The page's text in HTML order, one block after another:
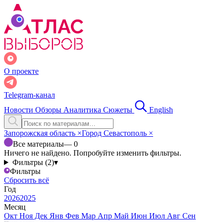
О проекте
Telegram-канал
Новости Обзоры Аналитика Сюжеты English
Запорожская область ×Город Севастополь ×
Все материалы— 0
Ничего не найдено. Попробуйте изменить фильтры.
Фильтры (2)▾
Фильтры
Сбросить всё
Год
20262025
Месяц
Окт Ноя Дек Янв Фев Мар Апр Май Июн Июл Авг Сен